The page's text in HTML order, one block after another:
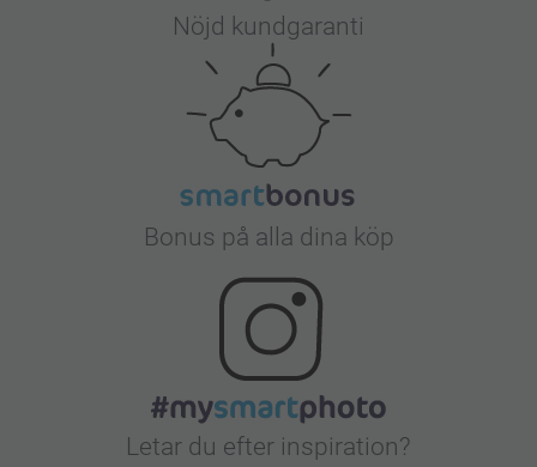
Nöjd kundgaranti
Bonus på alla dina köp
Letar du efter inspiration?